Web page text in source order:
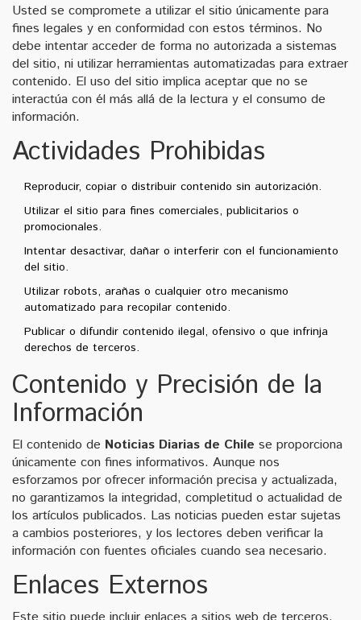
Usted se compromete a utilizar el sitio únicamente para
fines legales y en conformidad con estos términos. No
debe intentar acceder de forma no autorizada a sistemas
del sitio, ni utilizar herramientas automatizadas para extraer
contenido. El uso del sitio implica aceptar que no se
interactúa con él más allá de la lectura y el consumo de
información.
Actividades Prohibidas
Reproducir, copiar o distribuir contenido sin autorización.
Utilizar el sitio para fines comerciales, publicitarios o
promocionales.
Intentar desactivar, dañar o interferir con el funcionamiento
del sitio.
Utilizar robots, arañas o cualquier otro mecanismo
automatizado para recopilar contenido.
Publicar o difundir contenido ilegal, ofensivo o que infrinja
derechos de terceros.
Contenido y Precisión de la
Información
El contenido de Noticias Diarias de Chile se proporciona
únicamente con fines informativos. Aunque nos
esforzamos por ofrecer información precisa y actualizada,
no garantizamos la integridad, completitud o actualidad de
los artículos publicados. Las noticias pueden estar sujetas
a cambios posteriores, y los lectores deben verificar la
información con fuentes oficiales cuando sea necesario.
Enlaces Externos